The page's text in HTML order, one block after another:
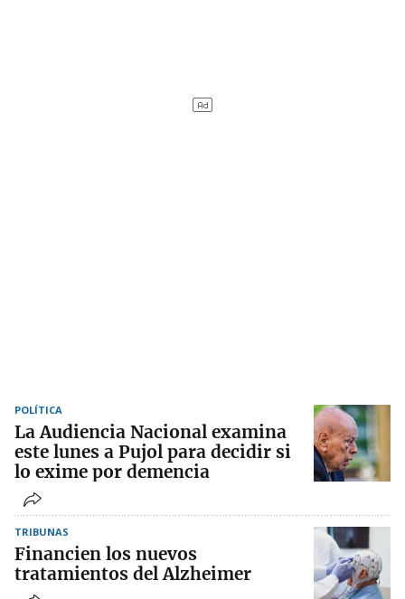
POLÍTICA
La Audiencia Nacional examina
este lunes a Pujol para decidir si
lo exime por demencia
TRIBUNAS
Financien los nuevos
tratamientos del Alzheimer